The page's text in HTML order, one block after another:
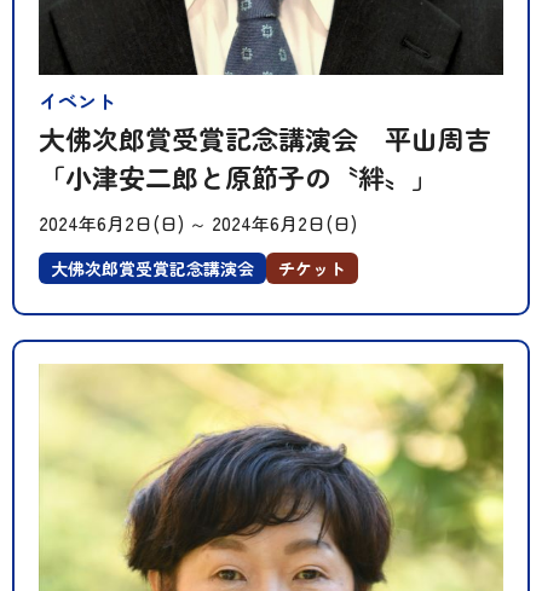
大佛次郎賞受賞記念講演会 平山周吉
「小津安二郎と原節子の〝絆〟」
イベント
2024年6月2日(日) ～ 2024年6月2日(日)
大佛次郎賞受賞記念講演会 チケット